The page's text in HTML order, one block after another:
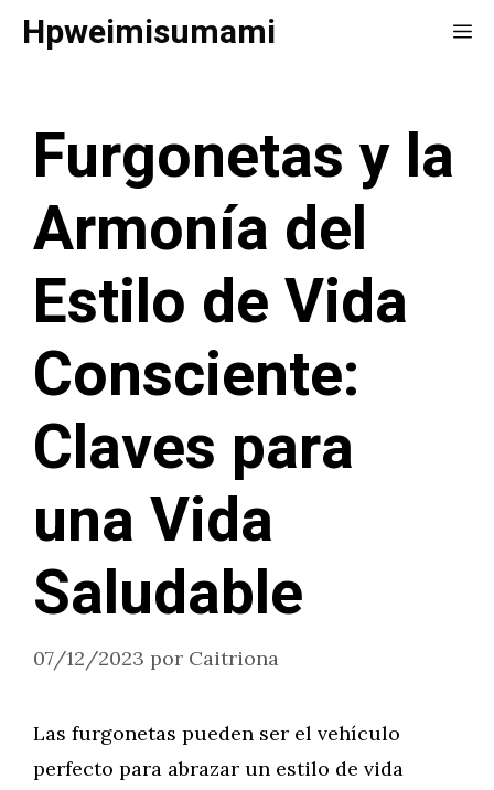
SaltarHpweimisumami
Furgonetas y la
Armonía del
Estilo de Vida
Consciente:
Claves para
una Vida
Saludable
07/12/2023 por Caitriona
Las furgonetas pueden ser el vehículo
perfecto para abrazar un estilo de vida